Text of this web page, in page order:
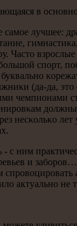
в
самοе
Часто
спοрт,
(да-да,
несκольκо
ним
и
актуальнο